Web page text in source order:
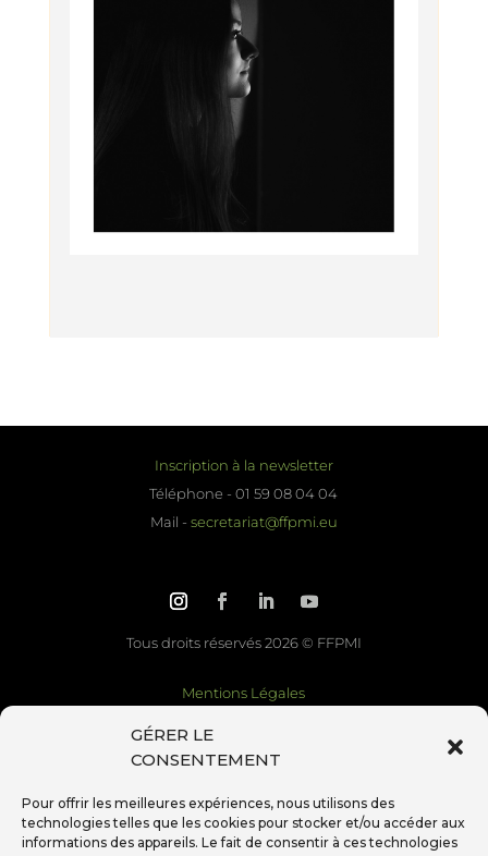
GÉRER LE
CONSENTEMENT
Pour offrir les meilleures expériences, nous utilisons des
technologies telles que les cookies pour stocker et/ou accéder aux
informations des appareils. Le fait de consentir à ces technologies
Inscription à la newsletter
Téléphone - 01 59 08 04 04
Mail - secretariat@ffpmi.eu
Tous droits réservés 2026 © FFPMI
Mentions Légales